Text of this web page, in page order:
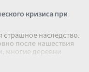
кризиса при
страшное наследство.
после нашествия
многие деревни